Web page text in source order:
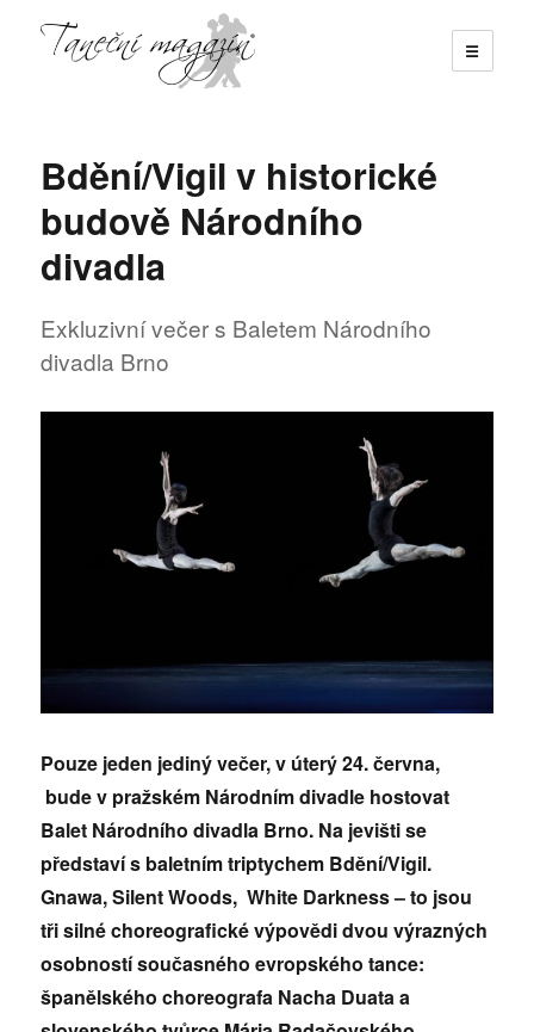
☰
Bdění/Vigil v historické
budově Národního
divadla
Exkluzivní večer s Baletem Národního
divadla Brno
Pouze jeden jediný večer, v úterý 24. června,
bude v pražském Národním divadle hostovat
Balet Národního divadla Brno. Na jevišti se
představí s baletním triptychem Bdění/Vigil.
Gnawa, Silent Woods, White Darkness – to jsou
tři silné choreografické výpovědi dvou výrazných
osobností současného evropského tance:
španělského choreografa Nacha Duata a